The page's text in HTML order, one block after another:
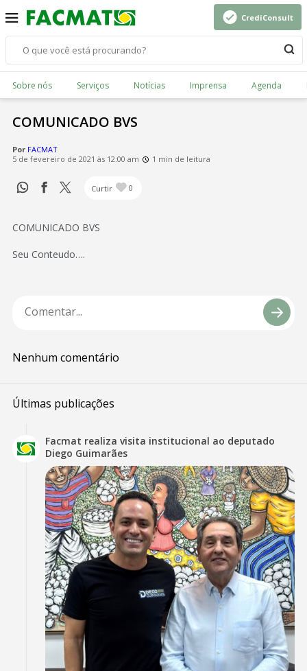
CrediConsult
Sobre nós Serviços Notícias Imprensa Agenda
COMUNICADO BVS
Por FACMAT
5 de fevereiro de 2021 às 12:00 am
1 min de leitura
Curtir 0
COMUNICADO BVS
Seu Conteudo….
Nenhum comentário
Últimas publicações
Facmat realiza visita institucional ao deputado
Diego Guimarães